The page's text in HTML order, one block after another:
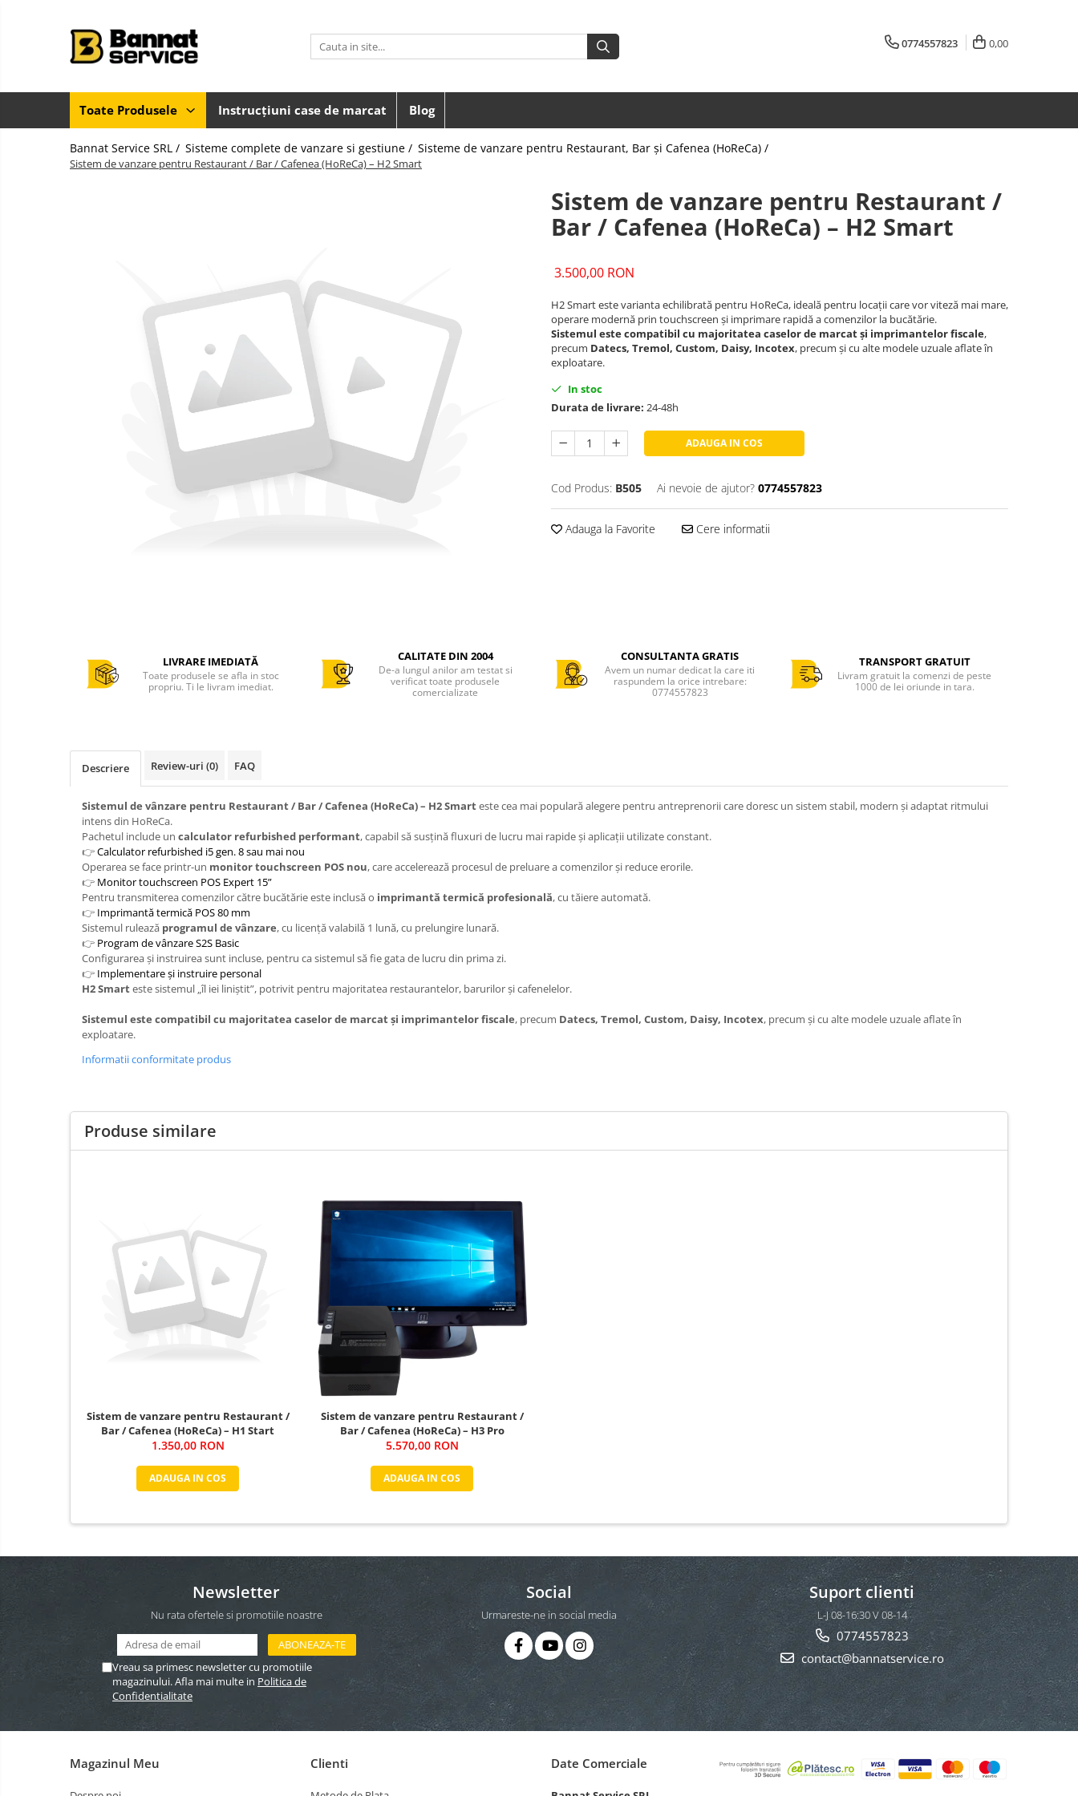
Toate Produsele
Imprimanta fiscala
Accesorii case de marcat
Restaurant, Bar și Cafenea
Cantar comercial omologat
Incarcatoare cantare electronice
Imprimanta bonuri - comenzi
Calculator desktop
Monitor touchscreen
POS - incasare cu cardul
Hartie copiator
etichete,
consumabile
Role hartie termica
Etichete marcator pret
Etichete termice autoadezive
Eichete pentru raft
Retail-
HoReCa
Sisteme de afisare in magazin
Refurbished
Programe
de
vanzare
/
gestiune
si
servicii
0774557823 0,00
Toate Produsele Instrucțiuni case de marcat Blog
Bannat Service SRL / Sisteme complete de vanzare si gestiune / Sisteme de vanzare pentru Restaurant, Bar și Cafenea (HoReCa) /
Sistem de vanzare pentru Restaurant / Bar / Cafenea (HoReCa) – H2 Smart
Sistem de vanzare pentru Restaurant /
Bar / Cafenea (HoReCa) – H2 Smart
3.500,00 RON
H2 Smart este varianta echilibrată pentru HoReCa, ideală pentru locații care vor viteză mai mare,
operare modernă prin touchscreen și imprimare rapidă a comenzilor la bucătărie.
Sistemul este compatibil cu majoritatea caselor de marcat și imprimantelor fiscale,
precum Datecs, Tremol, Custom, Daisy, Incotex, precum și cu alte modele uzuale aflate în
exploatare.
In stoc
Durata de livrare: 24-48h
ADAUGA IN COS
Cod Produs: B505 Ai nevoie de ajutor? 0774557823
Adauga la Favorite Cere informatii
LIVRARE IMEDIATĂ
Toate produsele se afla in stoc
propriu. Ti le livram imediat.
CALITATE DIN 2004
De-a lungul anilor am testat si
verificat toate produsele
comercializate
CONSULTANTA GRATIS
Avem un numar dedicat la care iti
raspundem la orice intrebare:
0774557823
TRANSPORT GRATUIT
Livram gratuit la comenzi de peste
1000 de lei oriunde in tara.
Descriere Review-uri (0) FAQ
Sistemul de vânzare pentru Restaurant / Bar / Cafenea (HoReCa) – H2 Smarteste cea mai populară alegere pentru antreprenorii care doresc un sistem stabil, modern și adaptat ritmului
intens din HoReCa.
Pachetul include un calculator refurbished performant, capabil să susțină fluxuri de lucru mai rapide și aplicații utilizate constant.
👉Calculator refurbished i5 gen. 8 sau mai nou
Operarea se face printr-un monitor touchscreen POS nou, care accelerează procesul de preluare a comenzilor și reduce erorile.
👉 Monitor touchscreen POS Expert 15”
Pentru transmiterea comenzilor către bucătărie este inclusă o imprimantă termică profesională, cu tăiere automată.
👉 Imprimantă termică POS 80 mm
Sistemul rulează programul de vânzare, cu licență valabilă 1 lună, cu prelungire lunară.
👉 Program de vânzare S2S Basic
Configurarea și instruirea sunt incluse, pentru ca sistemul să fie gata de lucru din prima zi.
👉 Implementare și instruire personal
H2 Smarteste sistemul „îl iei liniștit”, potrivit pentru majoritatea restaurantelor, barurilor și cafenelelor.
Sistemul este compatibil cu majoritatea caselor de marcat și imprimantelor fiscale, precum Datecs, Tremol, Custom, Daisy, Incotex, precum și cu alte modele uzuale aflate în
exploatare.
Informatii conformitate produs
Produse similare
Sistem de vanzare pentru Restaurant /
Bar / Cafenea (HoReCa) – H1 Start
1.350,00 RON
ADAUGA IN COS
Sistem de vanzare pentru Restaurant /
Bar / Cafenea (HoReCa) – H3 Pro
5.570,00 RON
ADAUGA IN COS
Newsletter
Nu rata ofertele si promotiile noastre
Vreau sa primesc newsletter cu promotiile
magazinului. Afla mai multe in Politica de
Confidentialitate
Social
Urmareste-ne in social media
Suport clienti
L-J 08-16:30 V 08-14
0774557823
contact@bannatservice.ro
Magazinul Meu Clienti Date Comerciale